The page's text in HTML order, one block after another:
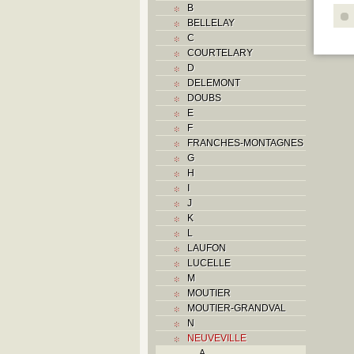
B
BELLELAY
C
COURTELARY
D
DELEMONT
DOUBS
E
F
FRANCHES-MONTAGNES
G
H
I
J
K
L
LAUFON
LUCELLE
M
MOUTIER
MOUTIER-GRANDVAL
N
NEUVEVILLE